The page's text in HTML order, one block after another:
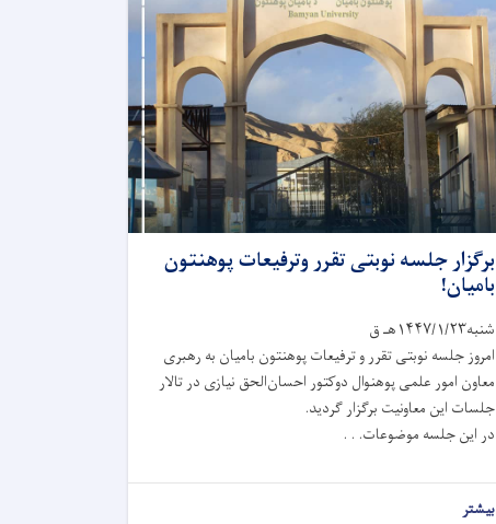
برگزار جلسه نوبتی تقرر وترفیعات پوهنتون
بامیان!
شنبه۱۴۴۷/۱/۲۳هـ ق
امروز جلسه نوبتی تقرر و ترفیعات پوهنتون بامیان به رهبری
معاون امور علمی پوهنوال دوکتور احسان‌الحق نیازی در تالار
جلسات این معاونیت برگزار گردید.
در این جلسه موضوعات. . .
بیشتر